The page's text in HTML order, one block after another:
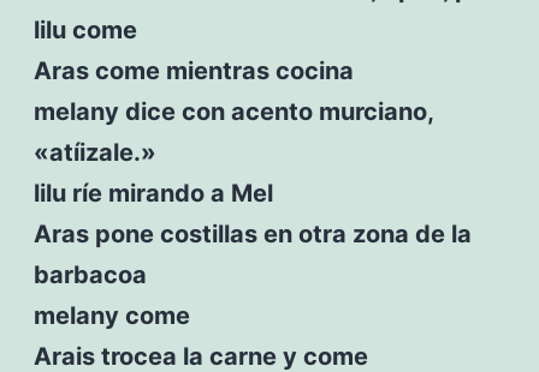
lilu come
Aras come mientras cocina
melany dice con acento murciano,
«atíizale.»
lilu ríe mirando a Mel
Aras pone costillas en otra zona de la
barbacoa
melany come
Arais trocea la carne y come